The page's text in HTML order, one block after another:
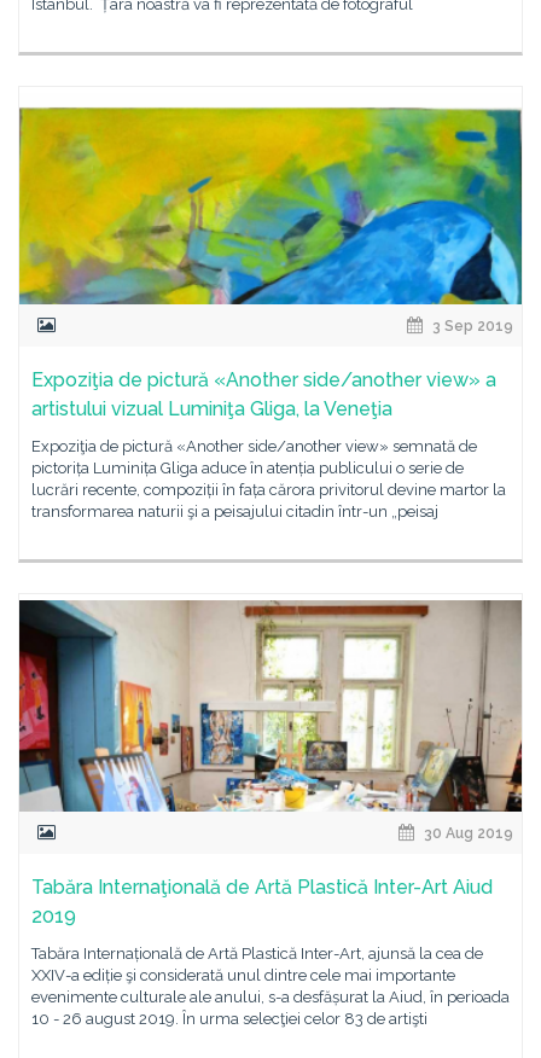
Istanbul. Țara noastră va fi reprezentată de fotograful
3 Sep 2019
Expoziţia de pictură «Another side/another view» a
artistului vizual Luminiţa Gliga, la Veneţia
Expoziţia de pictură «Another side/another view» semnată de
pictorița Luminița Gliga aduce în atenția publicului o serie de
lucrări recente, compoziții în fața cărora privitorul devine martor la
transformarea naturii şi a peisajului citadin într-un „peisaj
30 Aug 2019
Tabăra Internaţională de Artă Plastică Inter-Art Aiud
2019
Tabăra Internațională de Artă Plastică Inter-Art, ajunsă la cea de
XXIV-a ediție şi considerată unul dintre cele mai importante
evenimente culturale ale anului, s-a desfășurat la Aiud, în perioada
10 - 26 august 2019. În urma selecţiei celor 83 de artişti